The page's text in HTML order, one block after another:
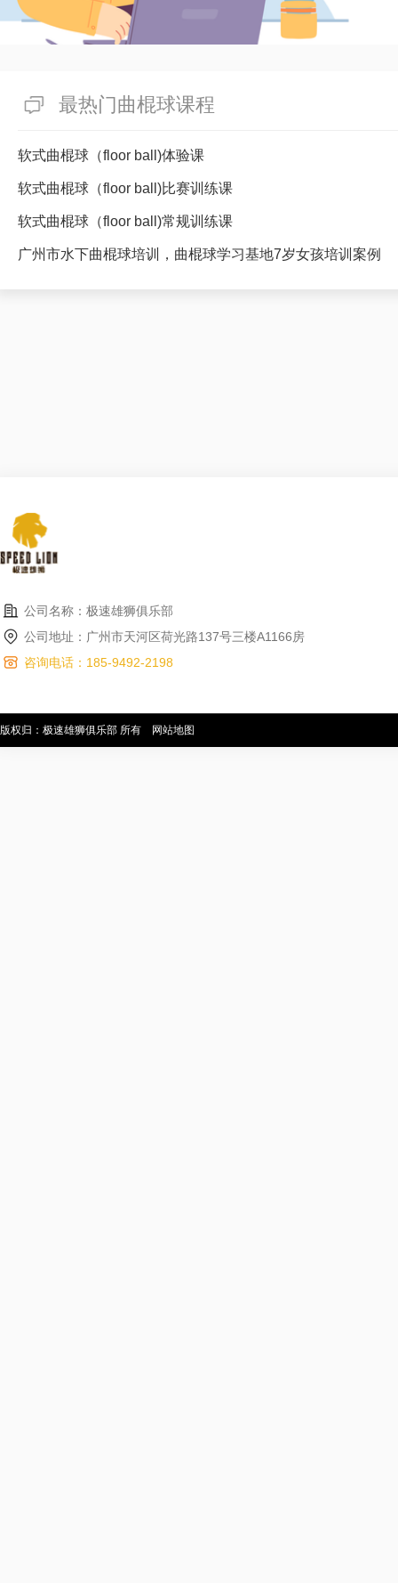
最热门曲棍球课程
软式曲棍球（floor ball)体验课
软式曲棍球（floor ball)比赛训练课
软式曲棍球（floor ball)常规训练课
广州市水下曲棍球培训，曲棍球学习基地7岁女孩培训案例
公司名称：极速雄狮俱乐部
公司地址：广州市天河区荷光路137号三楼A1166房
咨询电话：185-9492-2198
版权归：极速雄狮俱乐部 所有 网站地图